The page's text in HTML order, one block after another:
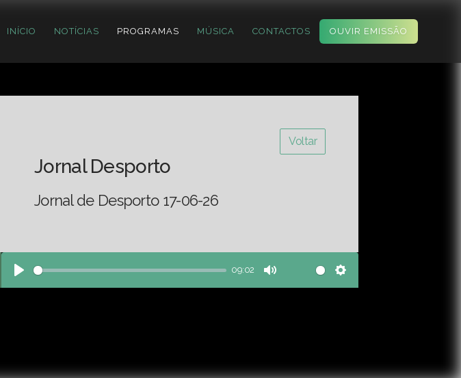
INÍCIO NOTÍCIAS PROGRAMAS MÚSICA CONTACTOS OUVIR EMISSÃO
Voltar
Jornal Desporto
Jornal de Desporto 17-06-26
Play
09:02
Mute Settings